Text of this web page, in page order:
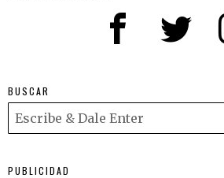
BUSCAR
PUBLICIDAD